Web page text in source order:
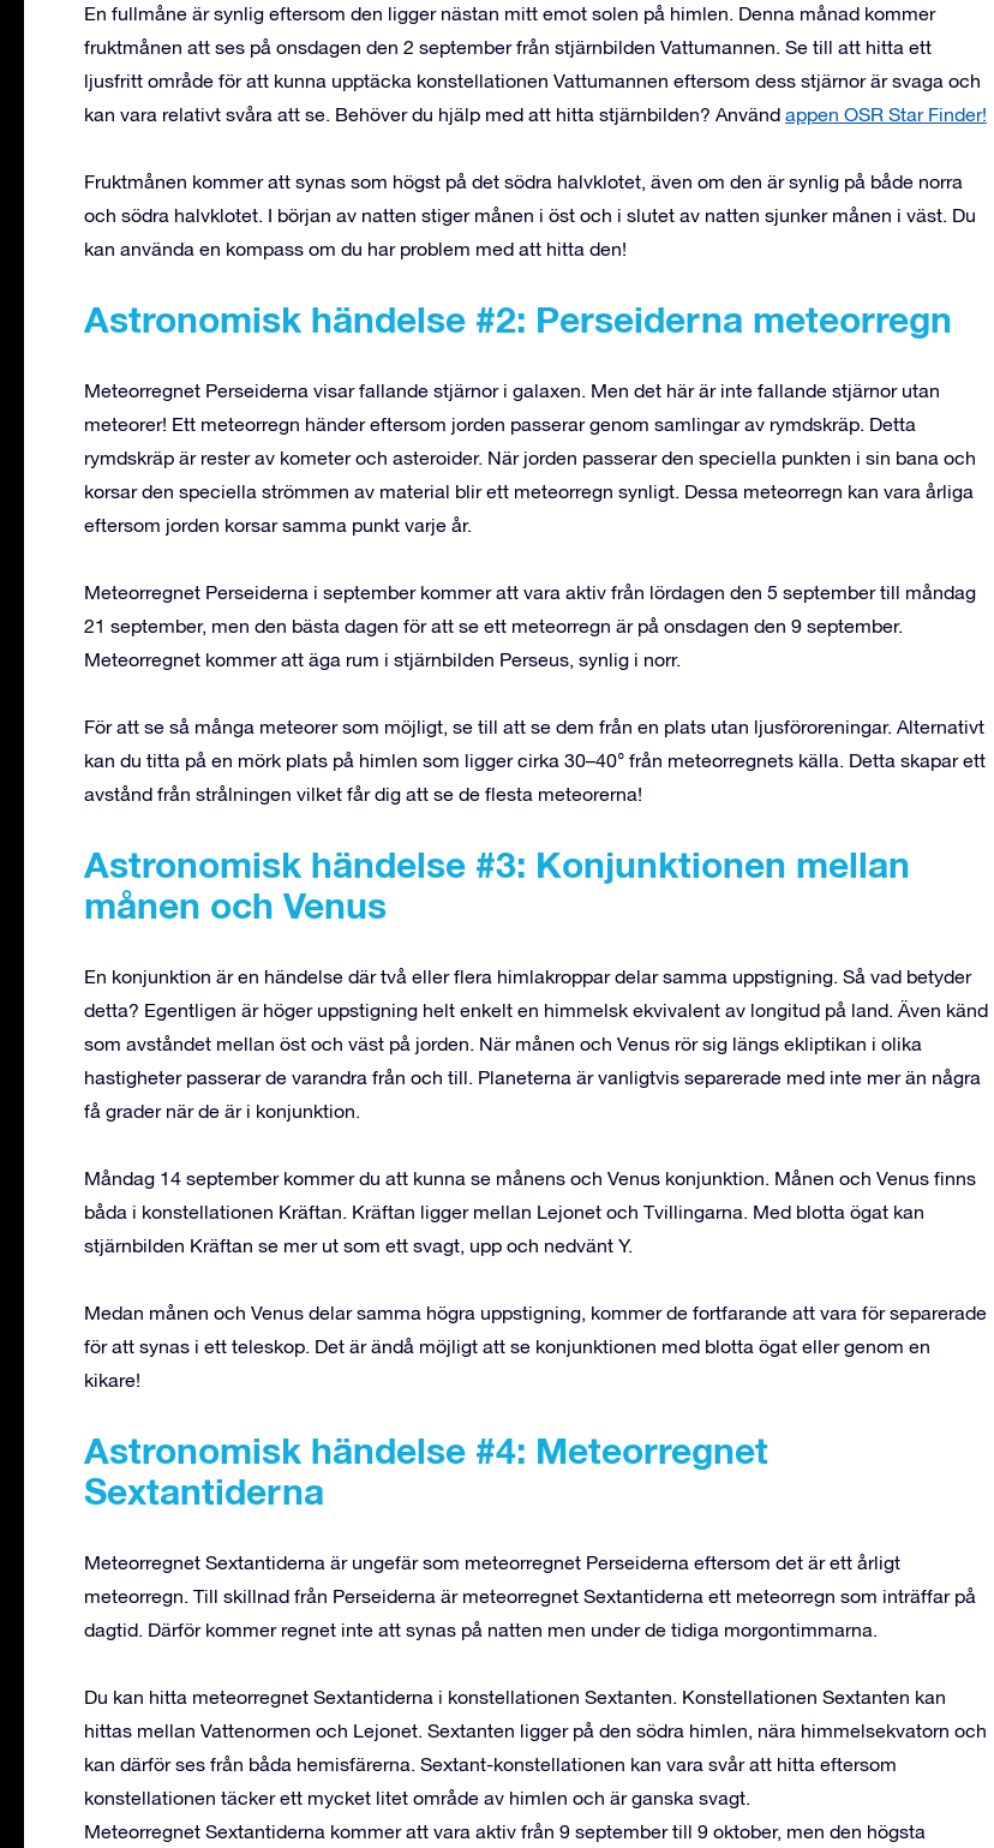
En fullmåne är synlig eftersom den ligger nästan mitt emot solen på himlen. Denna månad kommer
fruktmånen att ses på onsdagen den 2 september från stjärnbilden Vattumannen. Se till att hitta ett
ljusfritt område för att kunna upptäcka konstellationen Vattumannen eftersom dess stjärnor är svaga och
kan vara relativt svåra att se. Behöver du hjälp med att hitta stjärnbilden? Använd appen OSR Star Finder!
Fruktmånen kommer att synas som högst på det södra halvklotet, även om den är synlig på både norra
och södra halvklotet. I början av natten stiger månen i öst och i slutet av natten sjunker månen i väst. Du
kan använda en kompass om du har problem med att hitta den!
Astronomisk händelse #2: Perseiderna meteorregn
Meteorregnet Perseiderna visar fallande stjärnor i galaxen. Men det här är inte fallande stjärnor utan
meteorer! Ett meteorregn händer eftersom jorden passerar genom samlingar av rymdskräp. Detta
rymdskräp är rester av kometer och asteroider. När jorden passerar den speciella punkten i sin bana och
korsar den speciella strömmen av material blir ett meteorregn synligt. Dessa meteorregn kan vara årliga
eftersom jorden korsar samma punkt varje år.
Meteorregnet Perseiderna i september kommer att vara aktiv från lördagen den 5 september till måndag
21 september, men den bästa dagen för att se ett meteorregn är på onsdagen den 9 september.
Meteorregnet kommer att äga rum i stjärnbilden Perseus, synlig i norr.
För att se så många meteorer som möjligt, se till att se dem från en plats utan ljusföroreningar. Alternativt
kan du titta på en mörk plats på himlen som ligger cirka 30–40° från meteorregnets källa. Detta skapar ett
avstånd från strålningen vilket får dig att se de flesta meteorerna!
Astronomisk händelse #3: Konjunktionen mellan
månen och Venus
En konjunktion är en händelse där två eller flera himlakroppar delar samma uppstigning. Så vad betyder
detta? Egentligen är höger uppstigning helt enkelt en himmelsk ekvivalent av longitud på land. Även känd
som avståndet mellan öst och väst på jorden. När månen och Venus rör sig längs ekliptikan i olika
hastigheter passerar de varandra från och till. Planeterna är vanligtvis separerade med inte mer än några
få grader när de är i konjunktion.
Måndag 14 september kommer du att kunna se månens och Venus konjunktion. Månen och Venus finns
båda i konstellationen Kräftan. Kräftan ligger mellan Lejonet och Tvillingarna. Med blotta ögat kan
stjärnbilden Kräftan se mer ut som ett svagt, upp och nedvänt Y.
Medan månen och Venus delar samma högra uppstigning, kommer de fortfarande att vara för separerade
för att synas i ett teleskop. Det är ändå möjligt att se konjunktionen med blotta ögat eller genom en
kikare!
Astronomisk händelse #4: Meteorregnet
Sextantiderna
Meteorregnet Sextantiderna är ungefär som meteorregnet Perseiderna eftersom det är ett årligt
meteorregn. Till skillnad från Perseiderna är meteorregnet Sextantiderna ett meteorregn som inträffar på
dagtid. Därför kommer regnet inte att synas på natten men under de tidiga morgontimmarna.
Du kan hitta meteorregnet Sextantiderna i konstellationen Sextanten. Konstellationen Sextanten kan
hittas mellan Vattenormen och Lejonet. Sextanten ligger på den södra himlen, nära himmelsekvatorn och
kan därför ses från båda hemisfärerna. Sextant-konstellationen kan vara svår att hitta eftersom
konstellationen täcker ett mycket litet område av himlen och är ganska svagt.
Meteorregnet Sextantiderna kommer att vara aktiv från 9 september till 9 oktober, men den högsta